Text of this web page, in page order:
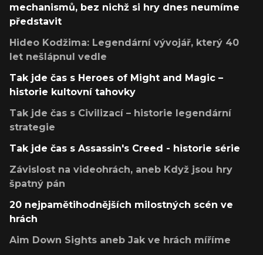
mechanismů, bez nichž si hry dnes neumíme
představit
Hideo Kodžima: Legendární vývojář, který 40
let nešlápnul vedle
Tak jde čas s Heroes of Might and Magic –
historie kultovní tahovky
Tak jde čas s Civilizací – historie legendární
strategie
Tak jde čas s Assassin's Creed - historie série
Závislost na videohrách, aneb Když jsou hry
špatný pán
20 nejpamětihodnějších milostných scén ve
hrách
Aim Down Sights aneb Jak ve hrách míříme